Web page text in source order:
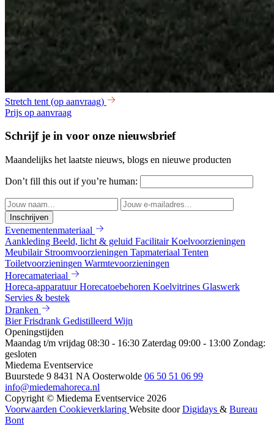
Stretch tent (op aanvraag)
Prijs op aanvraag
Schrijf je in voor onze nieuwsbrief
Maandelijks het laatste nieuws, blogs en nieuwe producten
Don’t fill this out if you’re human:
Inschrijven
Evenementenmateriaal
Aankleding Beeld, licht & geluid FacilitairKoelvoorzieningen
Meubilair Stroomvoorzieningen Tapmateriaal Tenten
Toiletvoorzieningen Warmtevoorzieningen
Horecamateriaal
Horeca-apparatuurHorecatoebehoren Koelvitrines Glaswerk
Servies & bestek
Dranken
BierFrisdrank Gedistilleerd Wijn
Openingstijden
Maandag t/m vrijdag 08:30 - 16:30 Zaterdag 09:00 - 13:00 Zondag:
gesloten
Miedema Eventservice
Buurstede 9 8431 NA Oosterwolde 06 50 51 06 99
info@miedemahoreca.nl
Copyright © Miedema Eventservice 2026
Voorwaarden Cookieverklaring Website doorDigidays & Bureau
Bont